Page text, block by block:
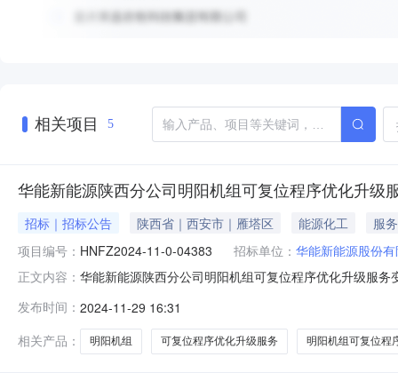
相关项目 5
华能新能源陕西分公司明阳机组可复位程序优化升级
招标｜招标公告 陕西省｜西安市｜雁塔区 能源化工
服务
项目编号： HNFZ2024-11-0-04383 招标单位： 华能新能源股份
正文内容： 华能新能源陕西分公司明阳机组可复位程序优化升级服
42台明阳机组可复位程序优化升级工作，需完成42台机
物料编码物料描述
发布时间： 2024-11-29 16:31
相关产品：
明阳机组 可复位程序优化升级服务 明阳机组可复位程